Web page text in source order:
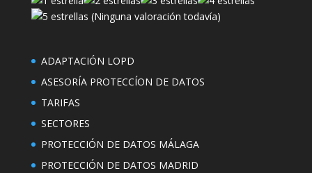
(Ninguna valoración todavía)
ADAPTACIÓN LOPD
ASESORÍA PROTECCÍON DE DATOS
TARIFAS
SECTORES
PROTECCIÓN DE DATOS MÁLAGA
PROTECCIÓN DE DATOS MADRID